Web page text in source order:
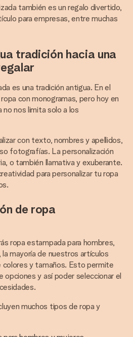
también es un regalo divertido,
para empresas, entre muchas
tradición hacia una
es una tradición antigua. En el
con monogramas, pero hoy en
no nos limita solo a los
con texto, nombres y apellidos,
fotografías. La personalización
o también llamativa y exuberante.
para personalizar tu ropa
de ropa
ropa estampada para hombres,
mayoría de nuestros artículos
colores y tamaños. Esto permite
opciones y así poder seleccionar el
muchos tipos de ropa y